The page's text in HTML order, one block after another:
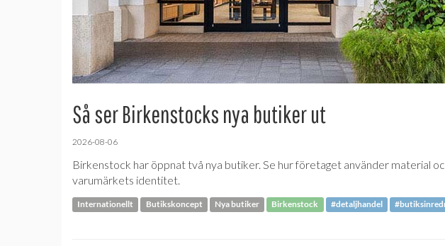
Så ser Birkenstocks nya butiker ut
2026-08-06
Birkenstock har öppnat två nya butiker. Se hur företaget använder material
varumärkets identitet.
Internationellt Butikskoncept Nya butiker Birkenstock #detaljhandel